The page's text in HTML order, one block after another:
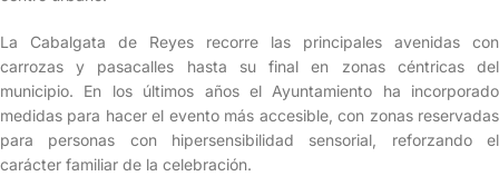
La Cabalgata de Reyes recorre las principales avenidas con
carrozas y pasacalles hasta su final en zonas céntricas del
municipio. En los últimos años el Ayuntamiento ha incorporado
medidas para hacer el evento más accesible, con zonas reservadas
para personas con hipersensibilidad sensorial, reforzando el
carácter familiar de la celebración.